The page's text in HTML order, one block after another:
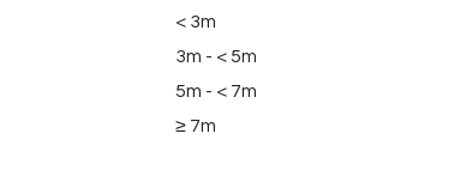
< 3m
3m - < 5m
5m - < 7m
≥ 7m